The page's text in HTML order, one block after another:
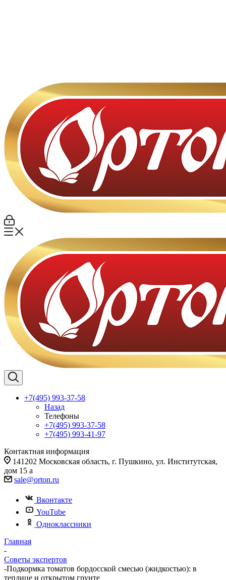
+7(495) 993-37-58
Назад
Телефоны
+7(495) 993-37-58
+7(495) 993-41-97
Контактная информация
141202 Московская область, г. Пушкино, ул. Институтская,
дом 15 а
sale@orton.ru
Вконтакте
YouTube
Одноклассники
Главная
-
Советы экспертов
-Подкормка томатов бордосской смесью (жидкостью): в
теплице и открытом грунте